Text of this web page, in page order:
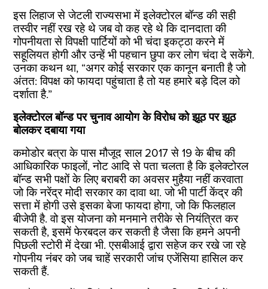
इस लिहाज से जेटली राज्यसभा में इलेक्टोरल बॉन्ड की सही
तस्वीर नहीं रख रहे थे जब वो कह रहे थे कि दानदाता की
गोपनीयता से विपक्षी पार्टियों को भी चंदा इकट्ठा करने में
सहूलियत होगी और उन्हें भी पहचान छुपा कर लोग चंदा दे सकेंगे.
उनका कथन था, “अगर कोई सरकार एक कानून बनाती है जो
अंतत: विपक्ष को फायदा पहुंचाता है तो यह हमारे बड़े दिल को
दर्शाता है.”
इलेक्टोरल बॉन्ड पर चुनाव आयोग के विरोध को झूठ पर झूठ
बोलकर दबाया गया
कमोडोर बत्रा के पास मौजूद साल 2017 से 19 के बीच की
आधिकारिक फाइलों, नोट आदि से पता चलता है कि इलेक्टोरल
बॉन्ड सभी पक्षों के लिए बराबरी का अवसर मुहैया नहीं करवाता
जो कि नरेंद्र मोदी सरकार का दावा था. जो भी पार्टी केंद्र की
सत्ता में होगी उसे इसका बेजा फायदा होगा, जो कि फिलहाल
बीजेपी है. वो इस योजना को मनमाने तरीके से नियंत्रित कर
सकती है, इसमें फेरबदल कर सकती है जैसा कि हमने अपनी
पिछली स्टोरी में देखा भी. एसबीआई द्वारा सहेज कर रखे जा रहे
गोपनीय नंबर को जब चाहें सरकारी जांच एजेंसिया हासिल कर
सकती हैं.